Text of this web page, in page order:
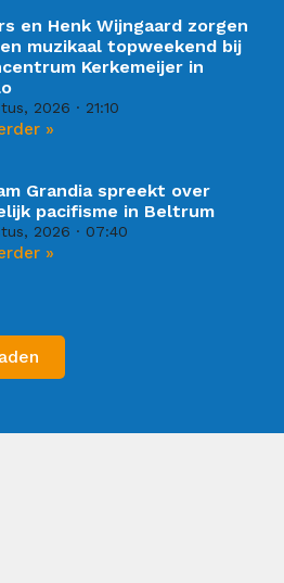
en Henk Wijngaard zorgen
muzikaal topweekend bij
Kerkemeijer in
2026 21:10
»
Grandia spreekt over
pacifisme in Beltrum
2026 07:40
»